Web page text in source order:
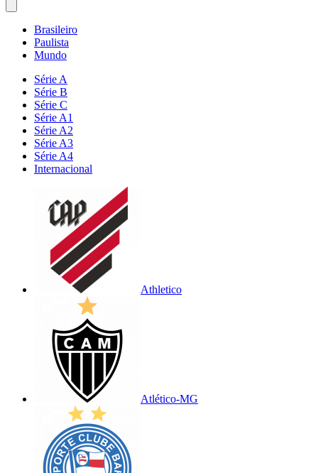
Brasileiro
Paulista
Mundo
Série A
Série B
Série C
Série A1
Série A2
Série A3
Série A4
Internacional
Athletico
Atlético-MG